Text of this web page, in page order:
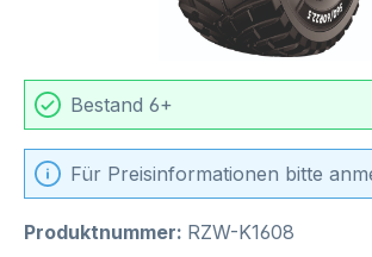
Bestand 6+
Für Preisinformationen bitte
Produktnummer: RZW-K1608